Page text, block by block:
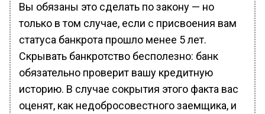
Вы обязаны это сделать по закону — но
только в том случае, если с присвоения вам
статуса банкрота прошло менее 5 лет.
Скрывать банкротство бесполезно: банк
обязательно проверит вашу кредитную
историю. В случае сокрытия этого факта вас
оценят, как недобросовестного заемщика, и